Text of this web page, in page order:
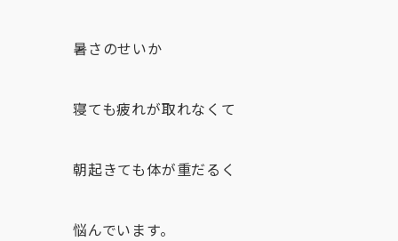
暑さのせいか
寝ても疲れが取れなくて
朝起きても体が重だるく
悩んでいます。